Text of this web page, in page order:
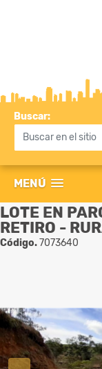
Buscar:
MENÚ
LOTE EN
RETIRO -
Código.7073640